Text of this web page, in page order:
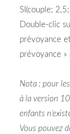
SI(couple;
Double-clic
prévoyance
prévoyance »
Nota : pour
à la version
enfants
Vous pouvez